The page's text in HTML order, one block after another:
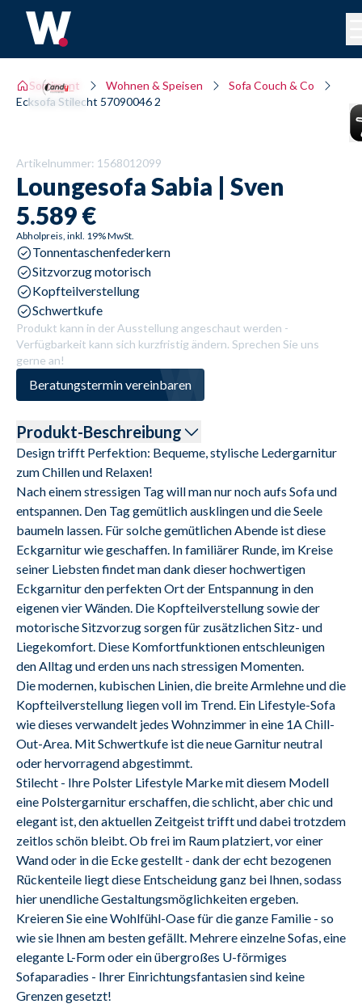
Sortiment Wohnen & Speisen
Sofa Couch & Co
Ecksofa Stilecht 57090046 2
Artikelnummer: 1568012099
LoungesofaSabia | Sven
5.589 €
Abholpreis, inkl. 19% MwSt.
Tonnentaschenfederkern
Sitzvorzug motorisch
Kopfteilverstellung
Schwertkufe
Produkt kann in der Ausstellung angeschaut werden -
Verfügbarkeit kann sich kurzfristig ändern. Sprechen Sie uns
gerne an!
Beratungstermin vereinbaren
Produkt-Beschreibung
Design trifft Perfektion: Bequeme, stylische Ledergarnitur
zum Chillen und Relaxen!
Nach einem stressigen Tag will man nur noch aufs Sofa und
entspannen. Den Tag gemütlich ausklingen und die Seele
baumeln lassen. Für solche gemütlichen Abende ist diese
Eckgarnitur wie geschaffen. In familiärer Runde, im Kreise
seiner Liebsten findet man dank dieser hochwertigen
Eckgarnitur den perfekten Ort der Entspannung in den
eigenen vier Wänden. Die Kopfteilverstellung sowie der
motorische Sitzvorzug sorgen für zusätzlichen Sitz- und
Liegekomfort. Diese Komfortfunktionen entschleunigen
den Alltag und erden uns nach stressigen Momenten.
Die modernen, kubischen Linien, die breite Armlehne und die
Kopfteilverstellung liegen voll im Trend. Ein Lifestyle-Sofa
wie dieses verwandelt jedes Wohnzimmer in eine 1A Chill-
Out-Area. Mit Schwertkufe ist die neue Garnitur neutral
oder hervorragend abgestimmt.
Stilecht - Ihre Polster Lifestyle Marke mit diesem Modell
eine Polstergarnitur erschaffen, die schlicht, aber chic und
elegant ist, den aktuellen Zeitgeist trifft und dabei trotzdem
zeitlos schön bleibt. Ob frei im Raum platziert, vor einer
Wand oder in die Ecke gestellt - dank der echt bezogenen
Rückenteile liegt diese Entscheidung ganz bei Ihnen, sodass
hier unendliche Gestaltungsmöglichkeiten ergeben.
Kreieren Sie eine Wohlfühl-Oase für die ganze Familie - so
wie sie Ihnen am besten gefällt. Mehrere einzelne Sofas, eine
elegante L-Form oder ein übergroßes U-förmiges
Sofaparadies - Ihrer Einrichtungsfantasien sind keine
Grenzen gesetzt!